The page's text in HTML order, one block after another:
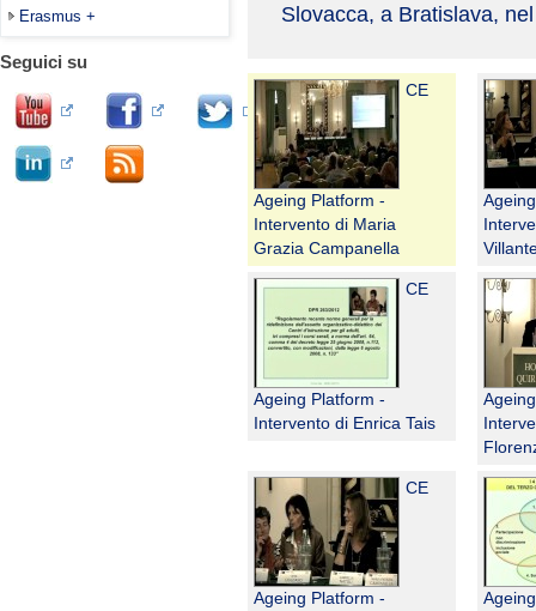
Erasmus +
Seguici su
Slovacca, a Bratislava,
CE
Ageing Platform -
Intervento di Maria
Grazia Campanella
CE
Ageing Platform -
Intervento di Enrica Tais
CE
Ageing Platform -